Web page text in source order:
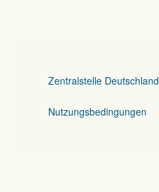
Zentralstelle Deutschland
Nutzungsbedingungen